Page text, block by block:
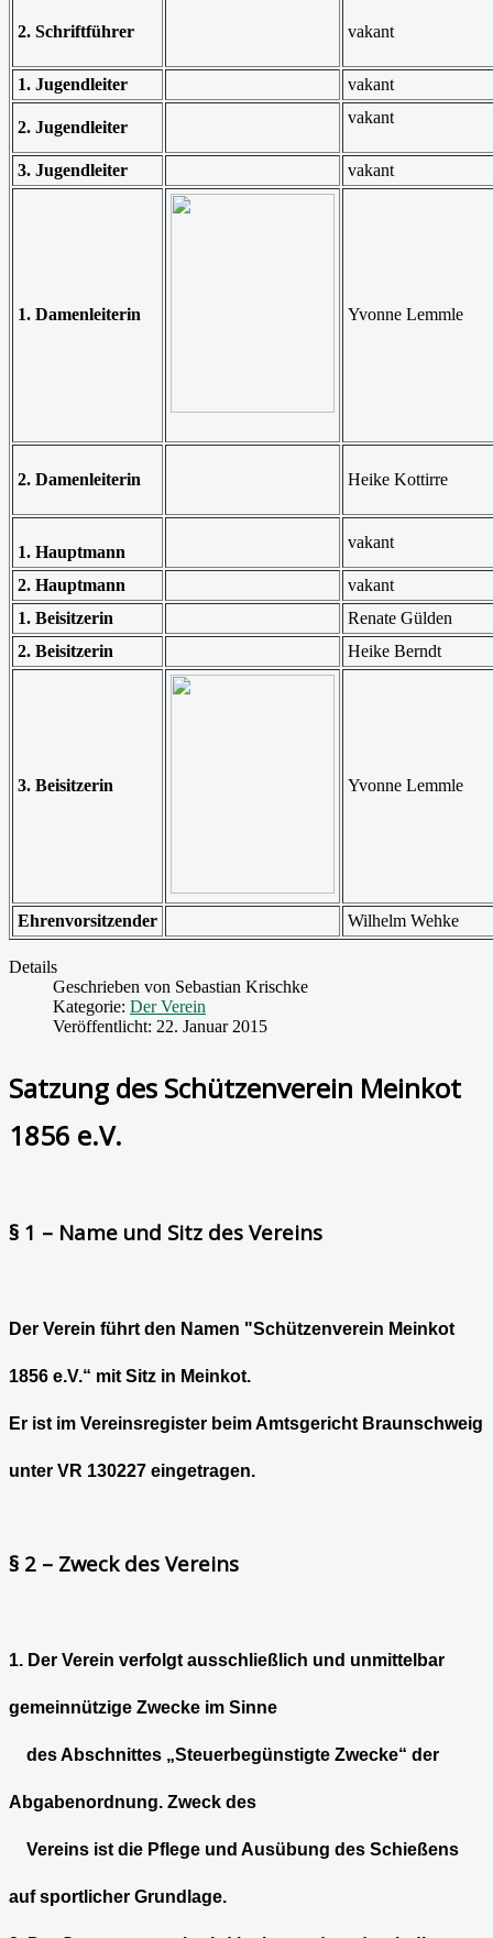
2. Schriftführer vakant
1. Jugendleiter vakant
2. Jugendleiter
vakant
3. Jugendleiter vakant
1. Damenleiterin Yvonne Lemmle
2. Damenleiterin Heike Kottirre
1. Hauptmann
vakant
2. Hauptmann
vakant
1. Beisitzerin
Renate Gülden
2. Beisitzerin
Heike Berndt
3. Beisitzerin Yvonne Lemmle
Ehrenvorsitzender Wilhelm Wehke
Details
Geschrieben von Sebastian Krischke
Kategorie: Der Verein
Veröffentlicht: 22. Januar 2015
Satzung des Schützenverein Meinkot
1856 e.V.
§ 1 – Name und Sitz des Vereins
Der Verein führt den Namen "Schützenverein Meinkot
1856 e.V.“ mit Sitz in Meinkot.
Er ist im Vereinsregister beim Amtsgericht Braunschweig
unter VR 130227 eingetragen.
§ 2 – Zweck des Vereins
1. Der Verein verfolgt ausschließlich und unmittelbar
gemeinnützige Zwecke im Sinne
des Abschnittes „Steuerbegünstigte Zwecke“ der
Abgabenordnung. Zweck des
Vereins ist die Pflege und Ausübung des Schießens
auf sportlicher Grundlage.